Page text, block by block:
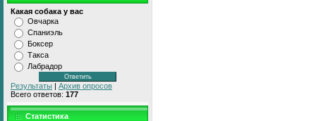
Какая собака у вас
Овчарка
Спаниэль
Боксер
Такса
Лабрадор
Результаты | Архив опросов
Всего ответов: 177
Статистика